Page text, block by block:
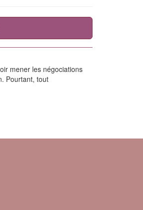
mener les négociations
Pourtant, tout